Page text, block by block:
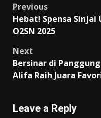
Post
navigation
Previous
Hebat! Spensa Sinjai
O2SN 2025
Next
Bersinar di
Alifa Raih Juara
Leave a Reply